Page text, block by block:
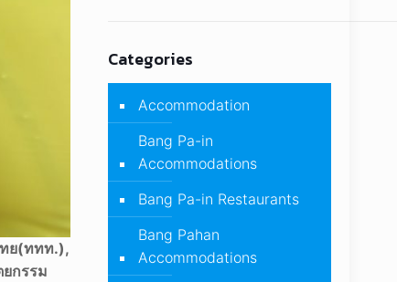
ทย(ททท.),
กรรม
Categories
Accommodation
Bang Pa-in
Accommodations
Bang Pa-in Restaurants
Bang Pahan
Accommodations